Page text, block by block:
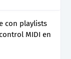
con playlists
MIDI en